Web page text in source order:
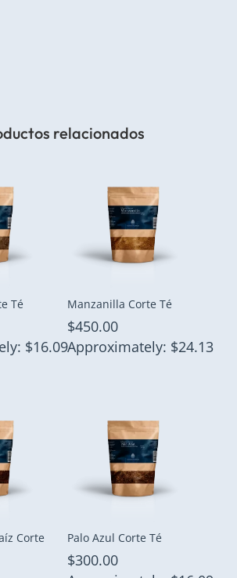
relacionados
Té
$16.09
Manzanilla Corte Té
$450.00
Approximately: $24.13
Corte
Palo Azul Corte Té
$300.00